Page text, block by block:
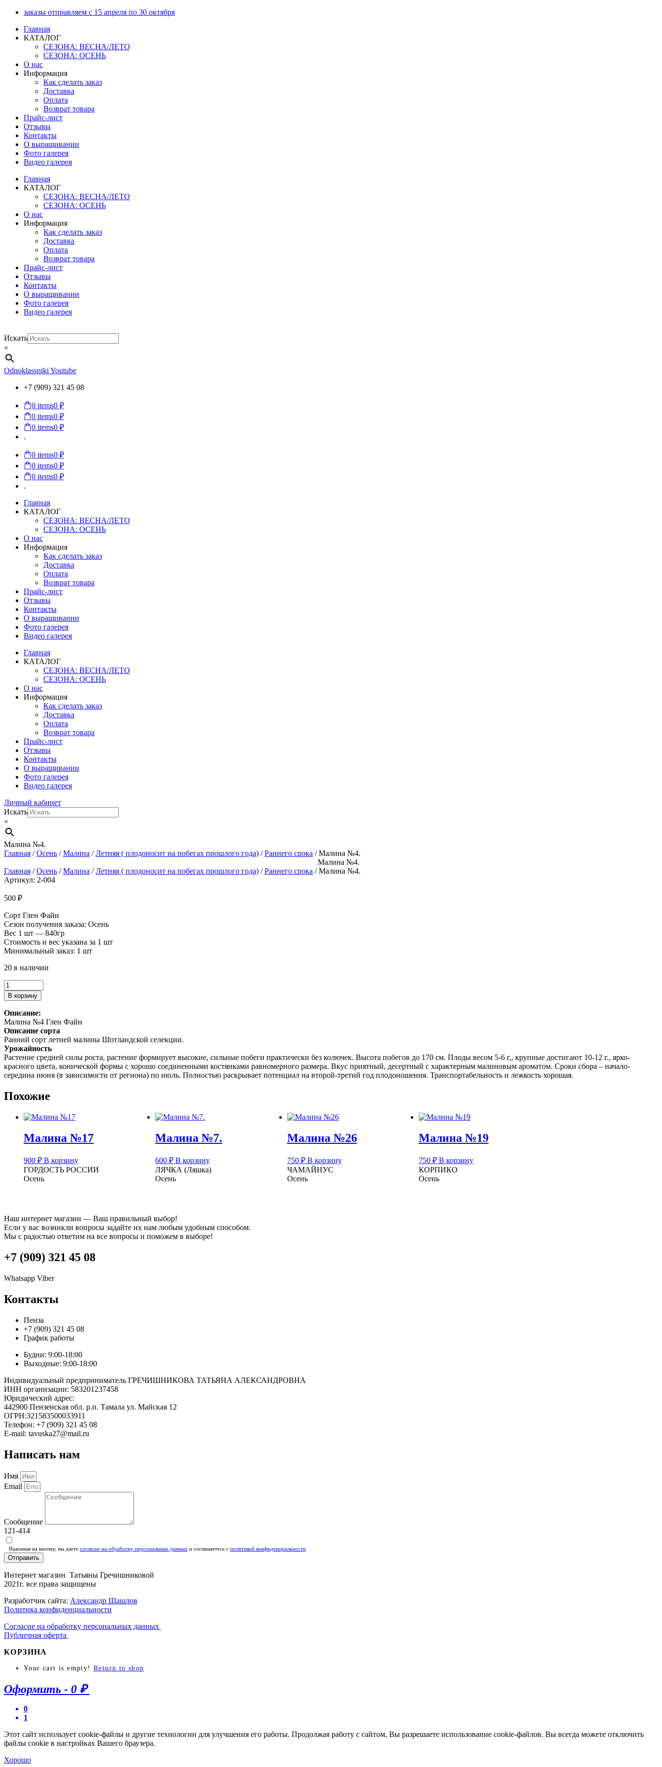
Перейти
содержимому
заказы отправляем с 15 апреля по 30 октября
Главная
КАТАЛОГ
СЕЗОНА: ВЕСНА/ЛЕТО
СЕЗОНА: ОСЕНЬ
О нас
Информация
Как сделать заказ
Доставка
Оплата
Возврат товара
Прайс-лист
Отзывы
Контакты
О выращивании
Фото галерея
Видео галерея
Главная
КАТАЛОГ
СЕЗОНА: ВЕСНА/ЛЕТО
СЕЗОНА: ОСЕНЬ
О нас
Информация
Как сделать заказ
Доставка
Оплата
Возврат товара
Прайс-лист
Отзывы
Контакты
О выращивании
Фото галерея
Видео галерея
Искать
×
Odnoklassniki Youtube
+7 (909) 321 45 08
0 items0 ₽
0 items0 ₽
0 items0 ₽
.
0 items0 ₽
0 items0 ₽
0 items0 ₽
.
Главная
КАТАЛОГ
СЕЗОНА: ВЕСНА/ЛЕТО
СЕЗОНА: ОСЕНЬ
О нас
Информация
Как сделать заказ
Доставка
Оплата
Возврат товара
Прайс-лист
Отзывы
Контакты
О выращивании
Фото галерея
Видео галерея
Главная
КАТАЛОГ
СЕЗОНА: ВЕСНА/ЛЕТО
СЕЗОНА: ОСЕНЬ
О нас
Информация
Как сделать заказ
Доставка
Оплата
Возврат товара
Прайс-лист
Отзывы
Контакты
О выращивании
Фото галерея
Видео галерея
Личный кабинет
Искать
×
Малина №4.
Главная /Осень /Малина /Летняя ( плодоносит на побегах прошлого года) /Раннего срока / Малина №4.
Малина №4.
Главная /Осень /Малина /Летняя ( плодоносит на побегах прошлого года) /Раннего срока / Малина №4.
Артикул: 2-004
500 ₽
Сорт Глен Файн
Сезон получения заказа: Осень
Вес 1 шт — 840гр
Стоимость и вес указана за 1 шт
Минимальный заказ: 1 шт
20 в наличии
Количество
товара
Малина
№4.
В корзину
Описание:
Малина №4 Глен Файн
Описание сорта
Ранний сорт летней малины Шотландской селекции.
Урожайность
Растение средней силы роста, растение формирует высокие, сильные побеги практически без колючек. Высота побегов до 170 см. Плоды весом 5-6 г,, крупные достигают 10-12 г., ярко-
красного цвета, конической формы с хорошо соединенными костянками равномерного размера. Вкус приятный, десертный с характерным малиновым ароматом. Сроки сбора – начало-
середина июня (в зависимости от региона) по июль. Полностью раскрывает потенциал на второй-третий год плодоношения. Транспортабельность и лежкость хорошая.
Похожие
Малина №17
900 ₽ В корзину
ГОРДОСТЬ РОССИИ
Осень
Малина №7.
600₽ В корзину
ЛЯЧКА (Ляшка)
Осень
Малина №26
750 ₽ В корзину
ЧАМАЙНУС
Осень
Малина №19
750 ₽ В корзину
КОРПИКО
Осень
Наш интернет магазин — Ваш правильный выбор!
Если у вас возникли вопросы задайте их нам любым удобным способом.
Мы с радостью ответим на все вопросы и поможем в выборе!
+7 (909) 321 45 08
Whatsapp Viber
Контакты
Пенза
+7 (909) 321 45 08
График работы
Будни: 9:00-18:00
Выходные: 9:00-18:00
Индивидуальный предприниматель ГРЕЧИШНИКОВА ТАТЬЯНА АЛЕКСАНДРОВНА
ИНН организации: 583201237458
Юридический адрес:
442900 Пензенская обл. р.п. Тамала ул. Майская 12
ОГРН:321583500033911
Телефон: +7 (909) 321 45 08
E-mail: tavuska27@mail.ru
Написать нам
Имя
Email
Сообщение
121-414
Нажимая на кнопку, вы даете согласие на обработку персональных данных и соглашаетесь c политикой конфиденциальности
Отправить
Интернет магазин Татьяны Гречишниковой
2021г. все права защищены
Разработчик сайта: Александр Шашлов
Политика конфиденциальности
Согласие на обработку персональных данных
Публичная оферта
КОРЗИНА
Your cart is empty! Return to shop
Оформить - 0 ₽
0
1
Этот сайт использует cookie-файлы и другие технологии для улучшения его работы. Продолжая работу с сайтом, Вы разрешаете использование cookie-файлов. Вы всегда можете отключить
файлы cookie в настройках Вашего браузера.
Хорошо